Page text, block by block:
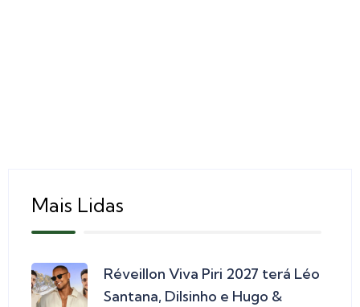
Mais Lidas
Réveillon Viva Piri 2027 terá Léo
Santana, Dilsinho e Hugo &